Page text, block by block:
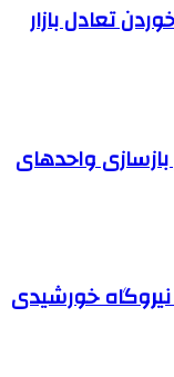
تعادل بازار
واحدهای
خورشیدی